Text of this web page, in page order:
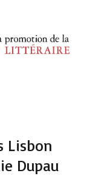
Lisbon
Dupau